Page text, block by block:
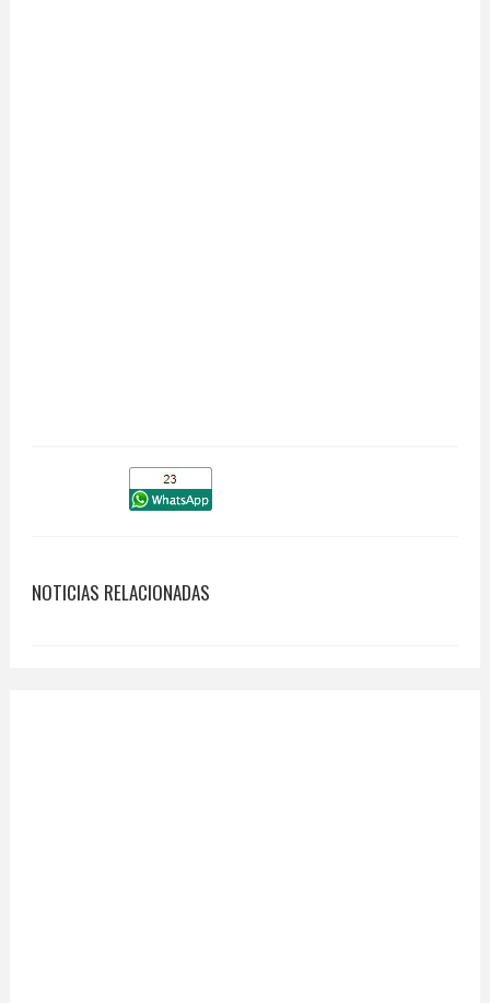
NOTICIAS RELACIONADAS